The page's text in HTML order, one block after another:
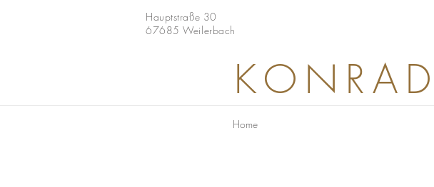
Hauptstraße 30
67685 Weilerbach
Home